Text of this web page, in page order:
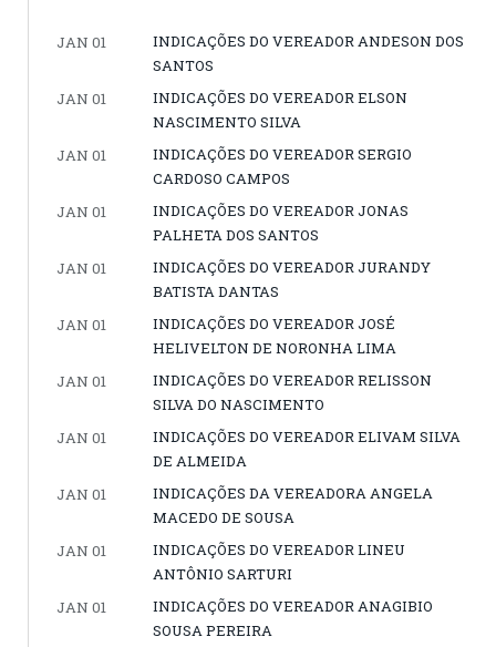
JAN 01
INDICAÇÕES DO VEREADOR ANDESON DOS
SANTOS
JAN 01
INDICAÇÕES DO VEREADOR ELSON
NASCIMENTO SILVA
JAN 01
INDICAÇÕES DO VEREADOR SERGIO
CARDOSO CAMPOS
JAN 01
INDICAÇÕES DO VEREADOR JONAS
PALHETA DOS SANTOS
JAN 01
INDICAÇÕES DO VEREADOR JURANDY
BATISTA DANTAS
JAN 01
INDICAÇÕES DO VEREADOR JOSÉ
HELIVELTON DE NORONHA LIMA
JAN 01
INDICAÇÕES DO VEREADOR RELISSON
SILVA DO NASCIMENTO
JAN 01
INDICAÇÕES DO VEREADOR ELIVAM SILVA
DE ALMEIDA
JAN 01
INDICAÇÕES DA VEREADORA ANGELA
MACEDO DE SOUSA
JAN 01
INDICAÇÕES DO VEREADOR LINEU
ANTÔNIO SARTURI
JAN 01
INDICAÇÕES DO VEREADOR ANAGIBIO
SOUSA PEREIRA